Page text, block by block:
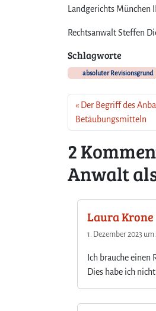
Landgerichts München
Rechtsanwalt Steffen
Schlagworte
absoluter Revisionsgrund
Der Begriff des
Betäubungsmitteln
2
Anwalt
Laura Krone
1. Dezember 2023 um
Ich brauche
Dies habe ich